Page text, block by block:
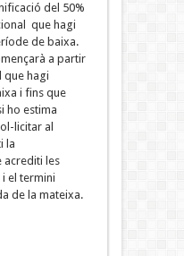
del 50%
que hagi
de baixa.
a partir
que hagi
i fins que
ho estima
licitar al
la
acrediti les
el termini
de la mateixa.